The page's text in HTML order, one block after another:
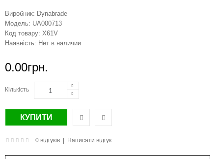
Виробник: Dynabrade
Модель: UA000713
Код товару: X61V
Наявність: Нет в наличии
0.00грн.
Кількість
0 відгуків Написати відгук